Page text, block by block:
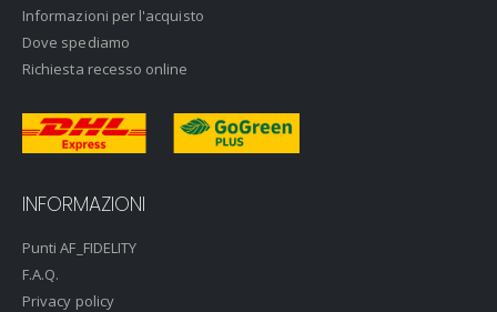
Informazioni per l'acquisto
Dove spediamo
Richiesta recesso online
INFORMAZIONI
Punti AF_FIDELITY
F.A.Q.
Privacy policy